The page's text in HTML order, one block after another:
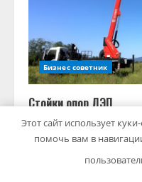
Бизнес советник
Стойки опор ЛЭП
pristroykin_ 18 июля
Этот сайт использует
помочь вам в